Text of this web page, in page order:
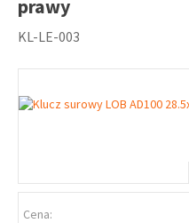
prawy
KL-LE-003
Cena: